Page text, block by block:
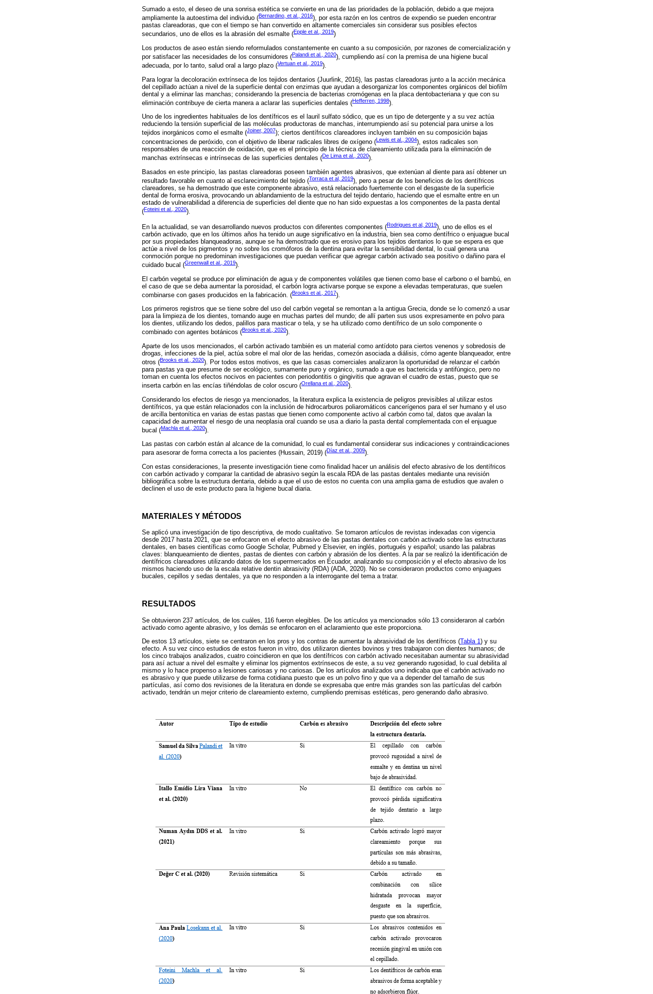
Sumado a esto, el deseo de una sonrisa estética se convierte en una de las prioridades de la población, debido a que mejora
ampliamente la autoestima del individuo (Bernardino, et al., 2016), por esta razón en los centros de expendio se pueden encontrar
pastas clareadoras, que con el tiempo se han convertido en altamente comerciales sin considerar sus posibles efectos
secundarios, uno de ellos es la abrasión del esmalte (Epple et al., 2019)
Los productos de aseo están siendo reformulados constantemente en cuanto a su composición, por razones de comercialización y
por satisfacer las necesidades de los consumidores (Palandi et al., 2020), cumpliendo así con la premisa de una higiene bucal
adecuada, por lo tanto, salud oral a largo plazo (Vertuan et al., 2019).
Para lograr la decoloración extrínseca de los tejidos dentarios (Juurlink, 2016), las pastas clareadoras junto a la acción mecánica
del cepillado actúan a nivel de la superficie dental con enzimas que ayudan a desorganizar los componentes orgánicos del biofilm
dental y a eliminar las manchas; considerando la presencia de bacterias cromógenas en la placa dentobacteriana y que con su
eliminación contribuye de cierta manera a aclarar las superficies dentales (Hefferren, 1998).
Uno de los ingredientes habituales de los dentífricos es el lauril sulfato sódico, que es un tipo de detergente y a su vez actúa
reduciendo la tensión superficial de las moléculas productoras de manchas, interrumpiendo así su potencial para unirse a los
tejidos inorgánicos como el esmalte (Joiner, 2007); ciertos dentífricos clareadores incluyen también en su composición bajas
concentraciones de peróxido, con el objetivo de liberar radicales libres de oxígeno (Lewis et al., 2004), estos radicales son
responsables de una reacción de oxidación, que es el principio de la técnica de clareamiento utilizada para la eliminación de
manchas extrínsecas e intrínsecas de las superficies dentales (De Lima et al., 2020).
Basados en este principio, las pastas clareadoras poseen también agentes abrasivos, que extenúan al diente para así obtener un
resultado favorable en cuanto al esclarecimiento del tejido (Torraca et al, 2019), pero a pesar de los beneficios de los dentífricos
clareadores, se ha demostrado que este componente abrasivo, está relacionado fuertemente con el desgaste de la superficie
dental de forma erosiva, provocando un ablandamiento de la estructura del tejido dentario, haciendo que el esmalte entre en un
estado de vulnerabilidad a diferencia de superficies del diente que no han sido expuestas a los componentes de la pasta dental
(Foteini et al., 2020).
En la actualidad, se van desarrollando nuevos productos con diferentes componentes (Rodrigues et al, 2019), uno de ellos es el
carbón activado, que en los últimos años ha tenido un auge significativo en la industria, bien sea como dentífrico o enjuague bucal
por sus propiedades blanqueadoras, aunque se ha demostrado que es erosivo para los tejidos dentarios lo que se espera es que
actúe a nivel de los pigmentos y no sobre los cromóforos de la dentina para evitar la sensibilidad dental, lo cual genera una
conmoción porque no predominan investigaciones que puedan verificar que agregar carbón activado sea positivo o dañino para el
cuidado bucal (Greenwall et al., 2019).
El carbón vegetal se produce por eliminación de agua y de componentes volátiles que tienen como base el carbono o el bambú, en
el caso de que se deba aumentar la porosidad, el carbón logra activarse porque se expone a elevadas temperaturas, que suelen
combinarse con gases producidos en la fabricación. (Brooks et al., 2017).
Los primeros registros que se tiene sobre del uso del carbón vegetal se remontan a la antigua Grecia, donde se lo comenzó a usar
para la limpieza de los dientes, tomando auge en muchas partes del mundo; de allí parten sus usos expresamente en polvo para
los dientes, utilizando los dedos, palillos para masticar o tela, y se ha utilizado como dentífrico de un solo componente o
combinado con agentes botánicos (Brooks et al., 2020).
Aparte de los usos mencionados, el carbón activado también es un material como antídoto para ciertos venenos y sobredosis de
drogas, infecciones de la piel, actúa sobre el mal olor de las heridas, comezón asociada a diálisis, cómo agente blanqueador, entre
otros (Brooks et al., 2020). Por todos estos motivos, es que las casas comerciales analizaron la oportunidad de relanzar el carbón
para pastas ya que presume de ser ecológico, sumamente puro y orgánico, sumado a que es bactericida y antifúngico, pero no
toman en cuenta los efectos nocivos en pacientes con periodontitis o gingivitis que agravan el cuadro de estas, puesto que se
inserta carbón en las encías tiñéndolas de color oscuro (Orellana et al., 2020).
Considerando los efectos de riesgo ya mencionados, la literatura explica la existencia de peligros previsibles al utilizar estos
dentífricos, ya que están relacionados con la inclusión de hidrocarburos poliaromáticos cancerígenos para el ser humano y el uso
de arcilla bentonítica en varias de estas pastas que tienen como componente activo al carbón como tal, datos que avalan la
capacidad de aumentar el riesgo de una neoplasia oral cuando se usa a diario la pasta dental complementada con el enjuague
bucal (Machla et al., 2020).
Las pastas con carbón están al alcance de la comunidad, lo cual es fundamental considerar sus indicaciones y contraindicaciones
para asesorar de forma correcta a los pacientes (Hussain, 2019) (Díaz et al., 2009).
Con estas consideraciones, la presente investigación tiene como finalidad hacer un análisis del efecto abrasivo de los dentífricos
con carbón activado y comparar la cantidad de abrasivo según la escala RDA de las pastas dentales mediante una revisión
bibliográfica sobre la estructura dentaria, debido a que el uso de estos no cuenta con una amplia gama de estudios que avalen o
declinen el uso de este producto para la higiene bucal diaria.
MATERIALES Y MÉTODOS
Se aplicó una investigación de tipo descriptiva, de modo cualitativo. Se tomaron artículos de revistas indexadas con vigencia
desde 2017 hasta 2021, que se enfocaron en el efecto abrasivo de las pastas dentales con carbón activado sobre las estructuras
dentales, en bases científicas como Google Scholar, Pubmed y Elsevier, en inglés, portugués y español; usando las palabras
claves: blanqueamiento de dientes, pastas de dientes con carbón y abrasión de los dientes. A la par se realizó la identificación de
dentífricos clareadores utilizando datos de los supermercados en Ecuador, analizando su composición y el efecto abrasivo de los
mismos haciendo uso de la escala relative dentin abrasivity (RDA) (ADA, 2020). No se consideraron productos como enjuagues
bucales, cepillos y sedas dentales, ya que no responden a la interrogante del tema a tratar.
RESULTADOS
Se obtuvieron 237 artículos, de los cuáles, 116 fueron elegibles. De los artículos ya mencionados sólo 13 consideraron al carbón
activado como agente abrasivo, y los demás se enfocaron en el aclaramiento que este proporciona.
De estos 13 artículos, siete se centraron en los pros y los contras de aumentar la abrasividad de los dentífricos (Tabla 1 ) y su
efecto. A su vez cinco estudios de estos fueron in vitro, dos utilizaron dientes bovinos y tres trabajaron con dientes humanos; de
los cinco trabajos analizados, cuatro coincidieron en que los dentífricos con carbón activado necesitaban aumentar su abrasividad
para así actuar a nivel del esmalte y eliminar los pigmentos extrínsecos de este, a su vez generando rugosidad, lo cual debilita al
mismo y lo hace propenso a lesiones cariosas y no cariosas. De los artículos analizados uno indicaba que el carbón activado no
es abrasivo y que puede utilizarse de forma cotidiana puesto que es un polvo fino y que va a depender del tamaño de sus
partículas, así como dos revisiones de la literatura en donde se expresaba que entre más grandes son las partículas del carbón
activado, tendrán un mejor criterio de clareamiento externo, cumpliendo premisas estéticas, pero generando daño abrasivo.